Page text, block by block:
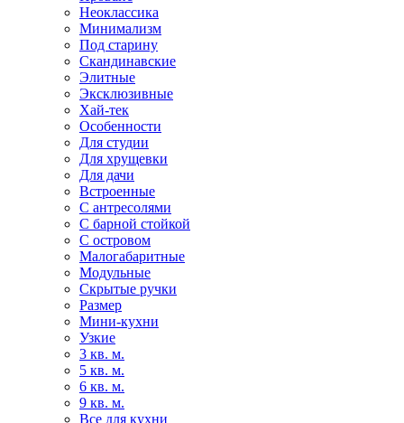
Неоклассика
Минимализм
Под старину
Скандинавские
Элитные
Эксклюзивные
Хай-тек
Особенности
Для студии
Для хрущевки
Для дачи
Встроенные
С антресолями
С барной стойкой
С островом
Малогабаритные
Модульные
Скрытые ручки
Размер
Мини-кухни
Узкие
3 кв. м.
5 кв. м.
6 кв. м.
9 кв. м.
Все для кухни